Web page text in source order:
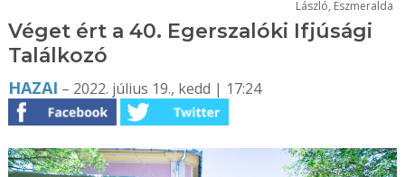
László, Eszmeralda
Véget ért a 40. Egerszalóki Ifjúsági
Találkozó
HAZAI – 2022. július 19., kedd | 17:24